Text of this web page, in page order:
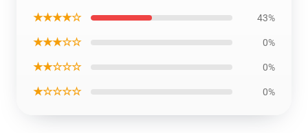
★★★★☆ 43%
★★★☆☆ 0%
★★☆☆☆ 0%
★☆☆☆☆ 0%